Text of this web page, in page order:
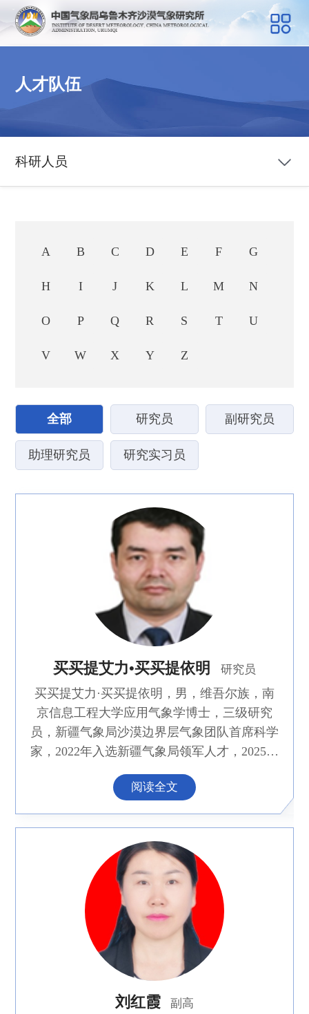
人才队伍
科研人员
A B C D E F G
H I J K L M N
O P Q R S T U
V W X Y Z
全部 研究员 副研究员
助理研究员 研究实习员
买买提艾力•买买提依明 研究员
买买提艾力·买买提依明，男，维吾尔族，南
京信息工程大学应用气象学博士，三级研究
员，新疆气象局沙漠边界层气象团队首席科学
家，2022年入选新疆气象局领军人才，2025年
象科学研究院和中国科学院青藏高原研究所从
漠气象研究所所长、党总支书记，新疆空中云
水资源开发利用创新研究院执行院长、新疆塔
克拉玛干沙漠气象野外科学国家野外科学观测
研究站站长、新疆沙漠气象与沙尘暴重点实验
室主任，新疆大学博士研究生导师，新疆大
学、新疆师范大学、新疆农业大学、成都信息
工程大学、山西师范大学、中国气象科学研究
院硕士研究生导师，为中国气象学会理事，为
《沙漠与绿洲气象》、《干旱气象》等期刊编
委。为《Journal of Geophysical Research:
阅读全文
刘红霞 副高